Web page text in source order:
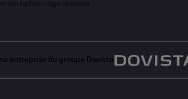
son fort ancrage territorial.
entreprise du groupe Dovista